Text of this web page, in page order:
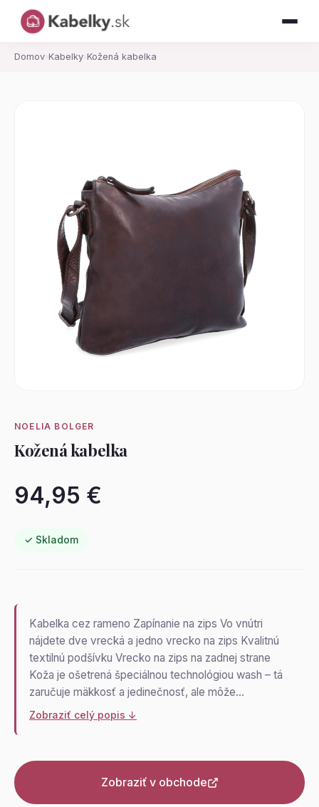
Domov› Kabelky› Kožená kabelka
NOELIA BOLGER
Kožená kabelka
94,95 €
✓ Skladom
Kabelka cez rameno Zapínanie na zips Vo vnútri
nájdete dve vrecká a jedno vrecko na zips Kvalitnú
textilnú podšívku Vrecko na zips na zadnej strane
Koža je ošetrená špeciálnou technológiou wash – tá
zaručuje mäkkosť a jedinečnosť, ale môže…
Zobraziť celý popis ↓
Zobraziť v obchode